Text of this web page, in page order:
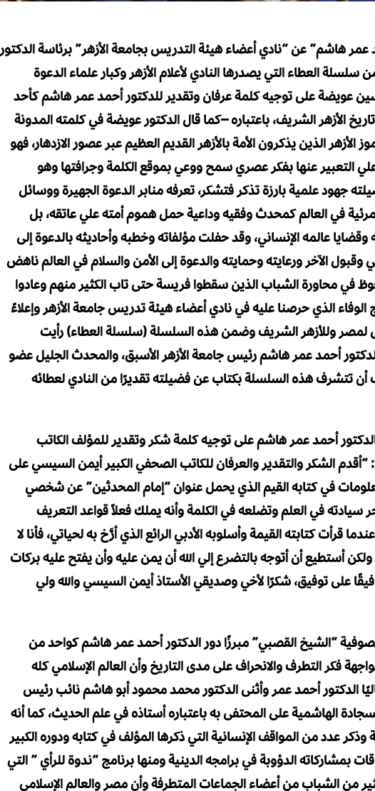
هاشم” عن “نادي أعضاء هيئة التدريس بجامعة الأزهر” برئاسة الدكتور
العطاء التي يصدرها النادي لأعلام الأزهر وكبار علماء الدعوة
عويضة على توجيه كلمة عرفان وتقدير للدكتور أحمد عمر هاشم كأحد
الأزهر الشريف، باعتباره –كما قال الدكتور عويضة في كلمته المدونة
الذين يذكرون الأمة بالأزهر القديم العظيم عبر عصور الازدهار، فهو
التعبير عنها بفكر عصري سمح ووعي بموقع الكلمة وجرافتها وهو
جهود علمية بارزة تذكر فتشكر، تعرفه منابر الدعوة الجهيرة ووسائل
في العالم كمحدث وفقيه وداعية حمل هموم أمته علي عاتقه، بل
عالمه الإنساني، وقد حفلت مؤلفاته وخطبه وأحاديثه بالدعوة إلى
وقبول الآخر ورعايته وحمايته والدعوة إلى الأمن والسلام في العالم ناهض
في محاورة الشباب الذين سقطوا فريسة حتى تاب الكثير منهم وعادوا
الوفاء الذي حرصنا عليه في نادي أعضاء هيئة تدريس جامعة الأزهر وإعلاءً
لمصر وللأزهر الشريف وضمن هذه السلسلة (سلسلة العطاء) رأيت
أحمد عمر هاشم رئيس جامعة الأزهر الأسبق، والمحدث الجليل عضو
أن تتشرف هذه السلسلة بكتاب عن فضيلته تقديرًا من النادي لعطائه
أحمد عمر هاشم على توجيه كلمة شكر وتقدير للمؤلف الكاتب
الشكر والتقدير والعرفان للكاتب الصحفي الكبير أيمن السيسي على
في كتابه القيم الذي يحمل عنوان “إمام المحدثين” عن شخصي
في العلم وتضلعه في الكلمة وأنه يملك فعلاً قواعد التعريف
قرأت كتابته القيمة وأسلوبه الأدبي الرائع الذي أرَّخ به لحياتي، فأنا لا
ولكن أستطيع أن أتوجه بالتضرع إلي الله أن يمن عليه وأن يفتح عليه بركات
على توفيق، شكرًا لأخي وصديقي الأستاذ أيمن السيسي والله ولي
“الشيخ القصبي” مبرزًا دور الدكتور أحمد عمر هاشم كواحد من
فكر التطرف والانحراف على مدى التاريخ وأن العالم الإسلامي كله
الدكتور أحمد عمر وأثنى الدكتور محمد محمود أبو هاشم نائب رئيس
الهاشمية على المحتفى به باعتباره أستاذه في علم الحديث، كما أنه
عدد من المواقف الإنسانية التي ذكرها المؤلف في كتابه ودوره الكبير
بمشاركاته الدؤوبة في برامجه الدينية ومنها برنامج “ندوة للرأي ” التي
من الشباب من أعضاء الجماعات المتطرفة وأن مصر والعالم الإسلامي